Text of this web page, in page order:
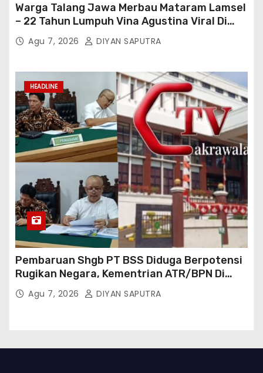
Warga Talang Jawa Merbau Mataram Lamsel
– 22 Tahun Lumpuh Vina Agustina Viral Di
Tiktok Inginkan Kursi Roda Listrik, Kepala
Perwakilan Provinsi Lampung Media
Bertindak
Agu 7, 2026 DIYAN SAPUTRA
HEADLINE
Pembaruan Shgb PT BSS Diduga Berpotensi
Rugikan Negara, Kementrian ATR/BPN Di
Gugat Di PTUN Jakarta
Agu 7, 2026 DIYAN SAPUTRA